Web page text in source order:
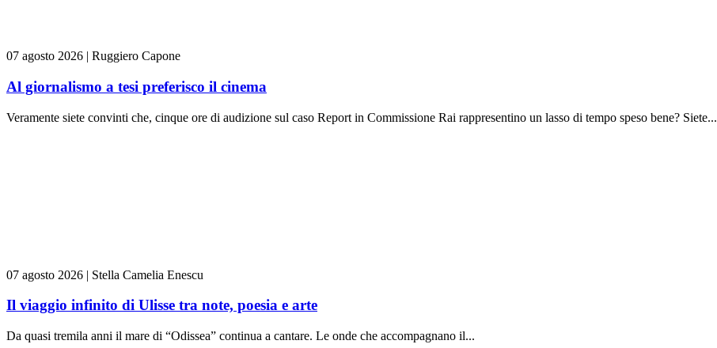
07 agosto 2026 | Ruggiero Capone
Al giornalismo a tesi preferisco il cinema
Veramente siete convinti che, cinque ore di audizione sul caso Report in Commissione Rai rappresentino un lasso di tempo speso bene? Siete...
07 agosto 2026 | Stella Camelia Enescu
Il viaggio infinito di Ulisse tra note, poesia e arte
Da quasi tremila anni il mare di “Odissea” continua a cantare. Le onde che accompagnano il...